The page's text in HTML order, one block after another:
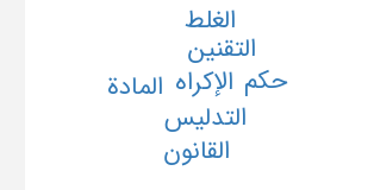
الإکراه
التدلیس
التقنین
الغلط
القانون
المادة حکم